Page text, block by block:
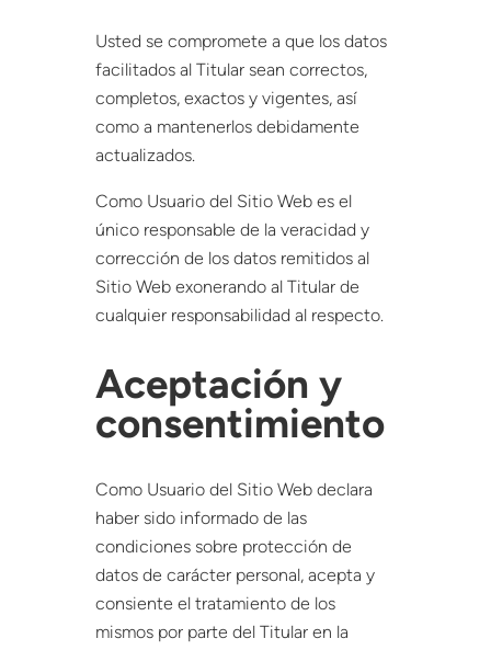
Usted se compromete a que los datos
facilitados al Titular sean correctos,
completos, exactos y vigentes, así
como a mantenerlos debidamente
actualizados.
Como Usuario del Sitio Web es el
único responsable de la veracidad y
corrección de los datos remitidos al
Sitio Web exonerando al Titular de
cualquier responsabilidad al respecto.
Aceptación y
consentimiento
Como Usuario del Sitio Web declara
haber sido informado de las
condiciones sobre protección de
datos de carácter personal, acepta y
consiente el tratamiento de los
mismos por parte del Titular en la